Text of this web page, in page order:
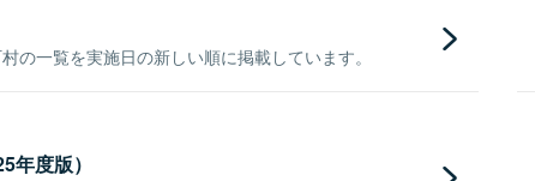
の一覧を実施日の新しい順に掲載しています。
年度版）